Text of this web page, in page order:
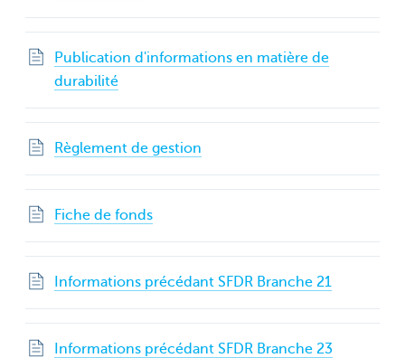
Publication d'informations en matière de
durabilité
Règlement de gestion
Fiche de fonds
Informations précédant SFDR Branche 21
Informations précédant SFDR Branche 23